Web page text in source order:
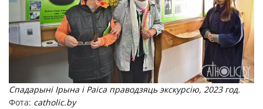
Спадарыні Ірына і Раіса праводзяць экскурсію, 2023 год.
Фота: catholic.by